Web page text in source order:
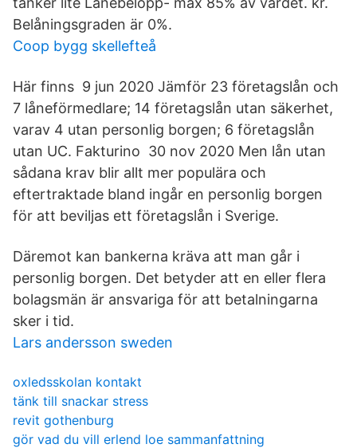
Belåningsgraden är 0%.
Coop bygg skellefteå
Här finns 9 jun 2020 Jämför 23 företagslån och
7 låneförmedlare; 14 företagslån utan säkerhet,
varav 4 utan personlig borgen; 6 företagslån
utan UC. Fakturino 30 nov 2020 Men lån utan
sådana krav blir allt mer populära och
eftertraktade bland ingår en personlig borgen
för att beviljas ett företagslån i Sverige.
Däremot kan bankerna kräva att man går i
personlig borgen. Det betyder att en eller flera
bolagsmän är ansvariga för att betalningarna
sker i tid.
Lars andersson sweden
oxledsskolan kontakt
tänk till snackar stress
revit gothenburg
gör vad du vill erlend loe sammanfattning